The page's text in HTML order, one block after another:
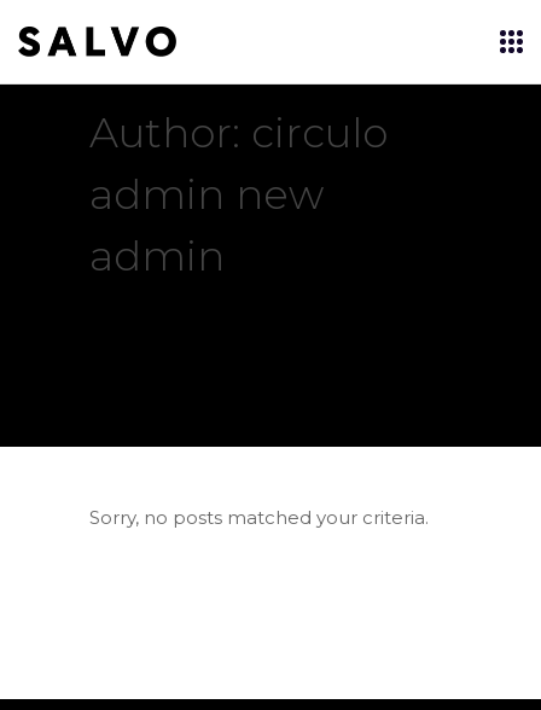
Author: circulo
admin new
admin
Sorry, no posts matched your criteria.